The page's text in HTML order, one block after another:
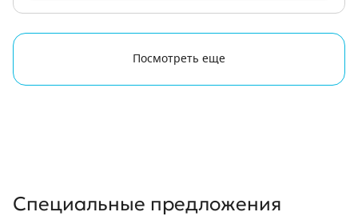
Посмотреть еще
Специальные предложения